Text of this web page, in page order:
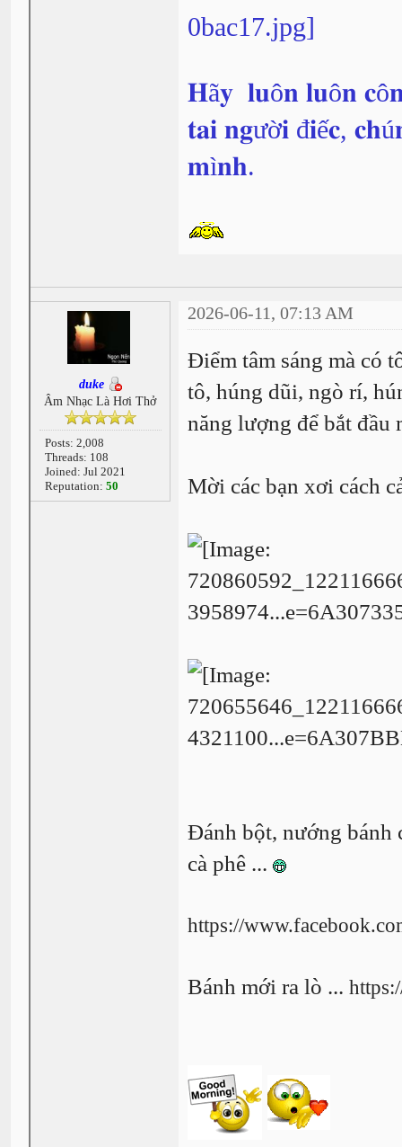
𝐇ã𝐲 𝐥𝐮ô𝐧 𝐥𝐮ô𝐧
𝐭𝐚𝐢 𝐧𝐠ườ𝐢 đ𝐢ế𝐜,
𝐦ì𝐧𝐡.
duke
Âm Nhạc Là Hơi Thở
Posts: 2,008
Threads: 108
Joined: Jul 2021
Reputation: 50
2026-06-11, 07:13 AM
Điểm tâm sáng mà có
tô, húng dũi, ngò rí,
năng lượng để bắt
Mời các bạn xơi cách
Đánh bột, nướng bánh
cà phê ...
https://
Bánh mới ra lò ...